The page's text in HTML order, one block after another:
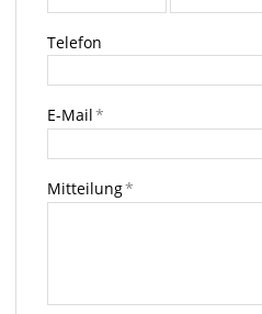
Telefon
E-Mail*
Mitteilung*